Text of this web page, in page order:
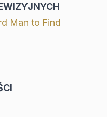
Man to Find